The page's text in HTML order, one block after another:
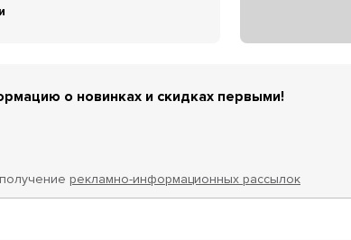
о новинках и скидках первыми!
рекламно-информационных рассылок